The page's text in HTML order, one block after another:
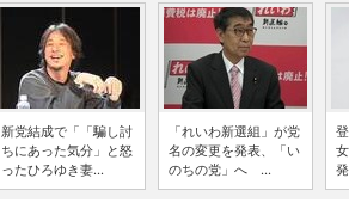
新党結成で「「騙し討
ちにあった気分」と怒
ったひろゆき妻...
「れいわ新選組」が党
名の変更を発表、「い
のちの党」へ ...